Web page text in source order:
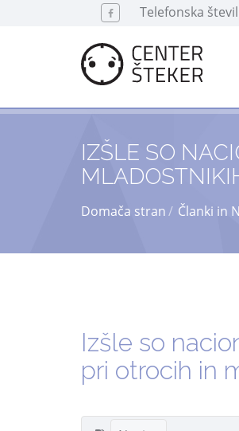
Telefonska
IZŠLE SO
Domača stran Članki in
Izšle so
pri otrocih in